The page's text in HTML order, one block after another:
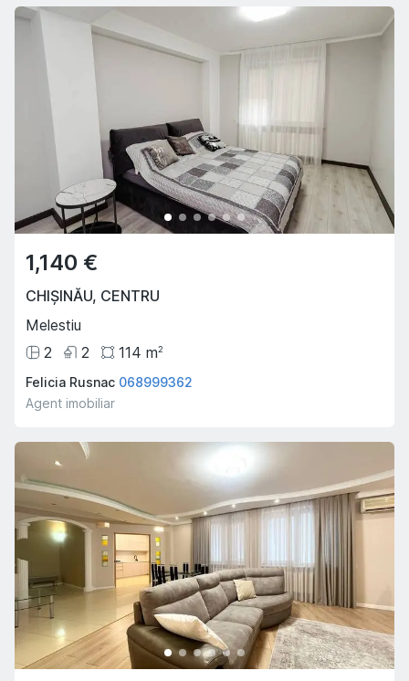
1,140 €
CHIȘINĂU, CENTRU
Melestiu
2
2 114 m2
Felicia Rusnac 068999362
Agent imobiliar